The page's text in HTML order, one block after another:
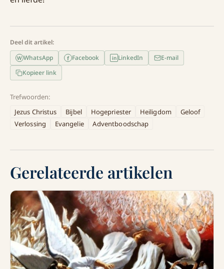
Deel dit artikel:
W WhatsApp f Facebook in LinkedIn
E-mail
Kopieer link
Trefwoorden:
Jezus Christus
Bijbel Hogepriester Heiligdom
Geloof
Verlossing
Evangelie Adventboodschap
Gerelateerde artikelen